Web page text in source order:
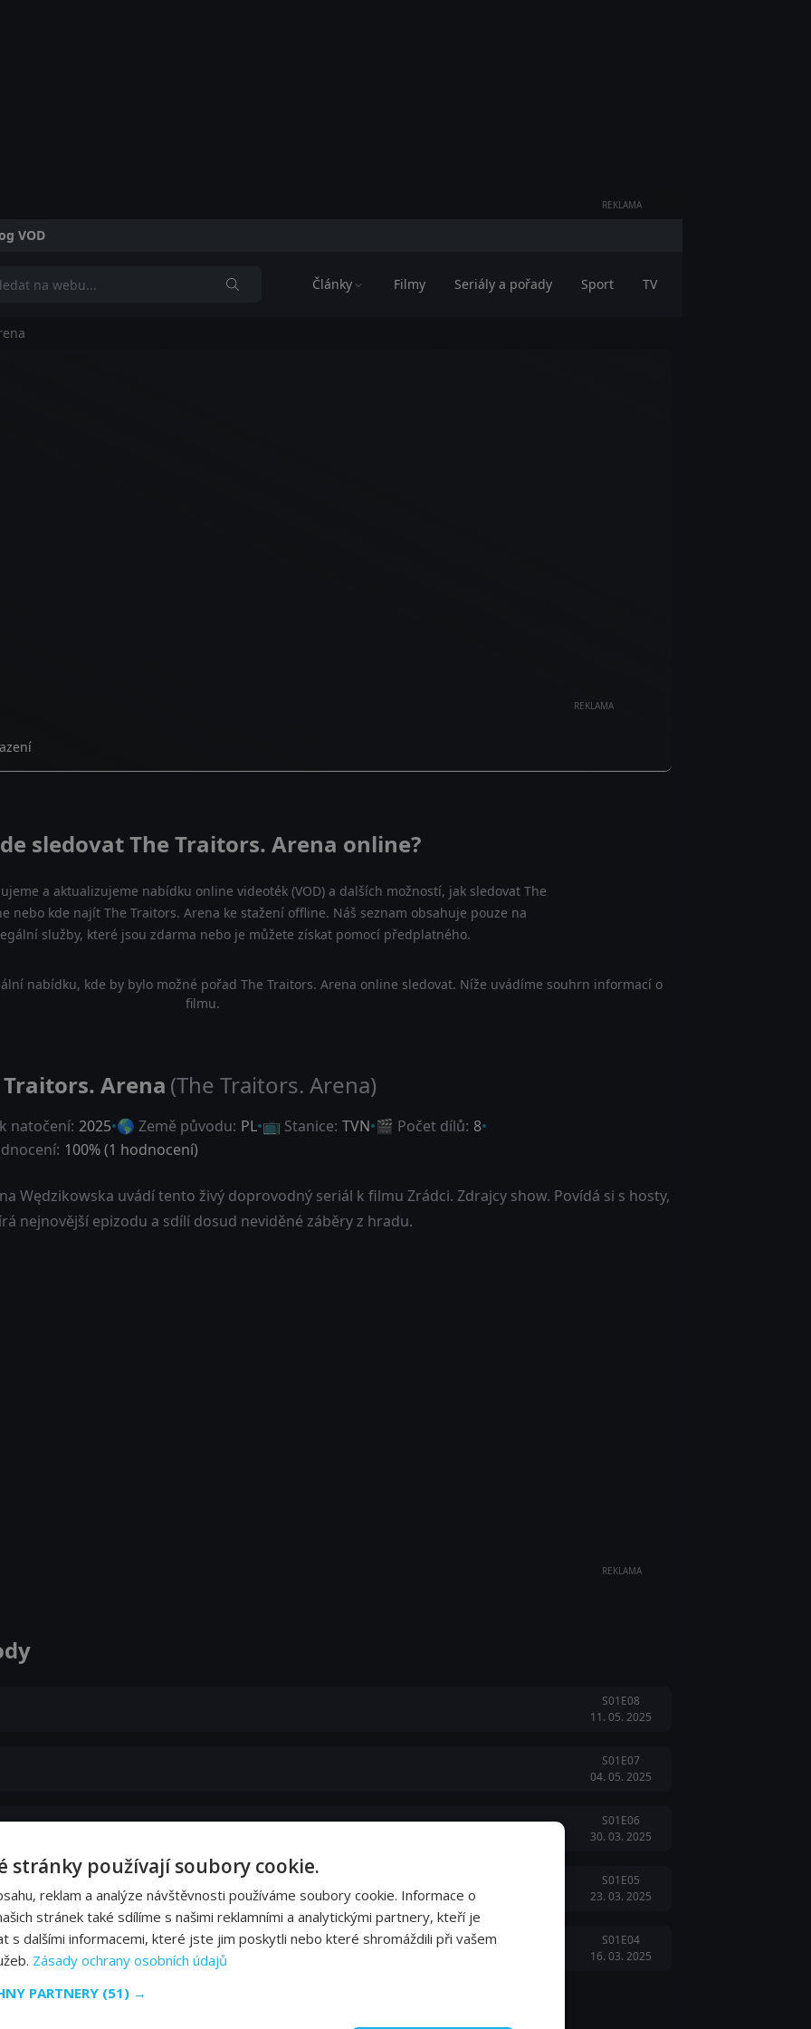
REKLAMA
VOD
Články Filmy Seriály a pořady Sport TV
REKLAMA
sledovat The Traitors. Arena online?
a aktualizujeme nabídku online videoték (VOD) a dalších možností, jak sledovat The
nebo kde najít The Traitors. Arena ke stažení offline. Náš seznam obsahuje pouze na
služby, které jsou zdarma nebo je můžete získat pomocí předplatného.
nabídku, kde by bylo možné pořad The Traitors. Arena online sledovat. Níže uvádíme souhrn informací o
filmu.
Traitors. Arena (The Traitors. Arena)
natočení: 2025 🌎 Země původu: PL 📺 Stanice: TVN 🎬 Počet dílů: 8
100% (1 hodnocení)
Wędzikowska uvádí tento živý doprovodný seriál k filmu Zrádci. Zdrajcy show. Povídá si s hosty,
nejnovější epizodu a sdílí dosud neviděné záběry z hradu.
REKLAMA
S01E08
11. 05. 2025
S01E07
04. 05. 2025
S01E06
30. 03. 2025
S01E05
23. 03. 2025
S01E04
16. 03. 2025
stránky používají soubory cookie.
reklam a analýze návštěvnosti používáme soubory cookie. Informace o
stránek také sdílíme s našimi reklamními a analytickými partnery, kteří je
s dalšími informacemi, které jste jim poskytli nebo které shromáždili při vašem
Zásady ochrany osobních údajů
PARTNERY (51) →